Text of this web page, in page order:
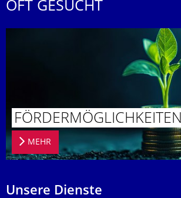
OFT GESUCHT
FÖRDERMÖG­LICHKEITEN
MEHR
Unsere Dienste